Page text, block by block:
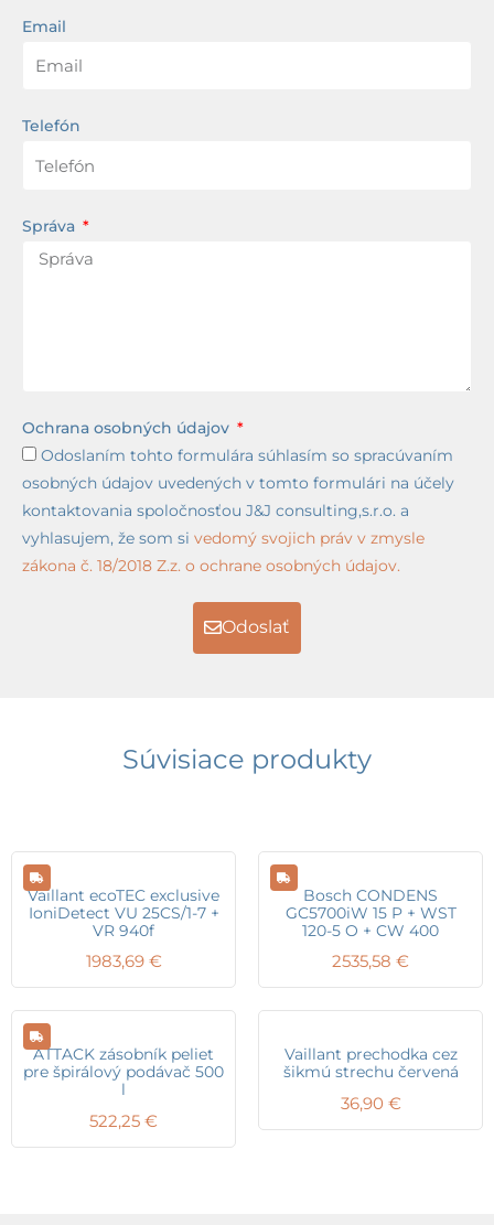
Email
Telefón
Správa
Ochrana osobných údajov
Odoslaním tohto formulára súhlasím so spracúvaním
osobných údajov uvedených v tomto formulári na účely
kontaktovania spoločnosťou J&J consulting,s.r.o. a
vyhlasujem, že som si vedomý svojich práv v zmysle
zákona č. 18/2018 Z.z. o ochrane osobných údajov.
Odoslať
Súvisiace produkty
Vaillant ecoTEC exclusive
IoniDetect VU 25CS/1-7 +
VR 940f
1983,69 €
Bosch CONDENS
GC5700iW 15 P + WST
120-5 O + CW 400
2535,58 €
ATTACK zásobník peliet
pre špirálový podávač 500
l
522,25 €
Vaillant prechodka cez
šikmú strechu červená
36,90 €